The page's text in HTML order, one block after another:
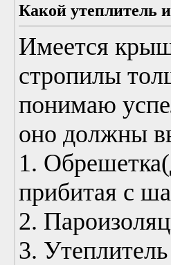
Какой утеплитель
Имеется
стропилы
понимаю
оно должны
1.
прибитая с
2.
3. Утеплитель